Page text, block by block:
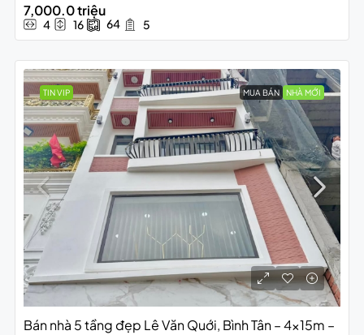
7,000.0 triệu
4 16 64 5
TIN VIP MUA BÁN NHÀ MỚI
Bán nhà 5 tầng đẹp Lê Văn Quới, Bình Tân – 4x15m –